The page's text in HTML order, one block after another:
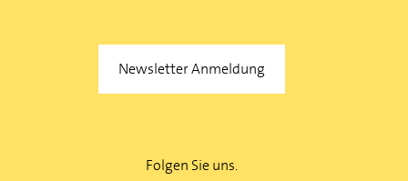
Newsletter Anmeldung
Folgen Sie uns.